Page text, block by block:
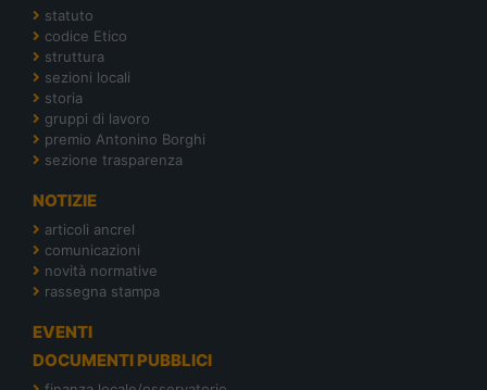
statuto
codice Etico
struttura
sezioni locali
storia
gruppi di lavoro
premio Antonino Borghi
sezione trasparenza
NOTIZIE
articoli ancrel
comunicazioni
novità normative
rassegna stampa
EVENTI
DOCUMENTI PUBBLICI